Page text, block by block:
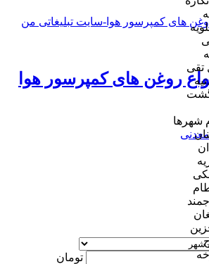
تقی
شهر‌ها
روغن های کمپرسور هوا
تومان